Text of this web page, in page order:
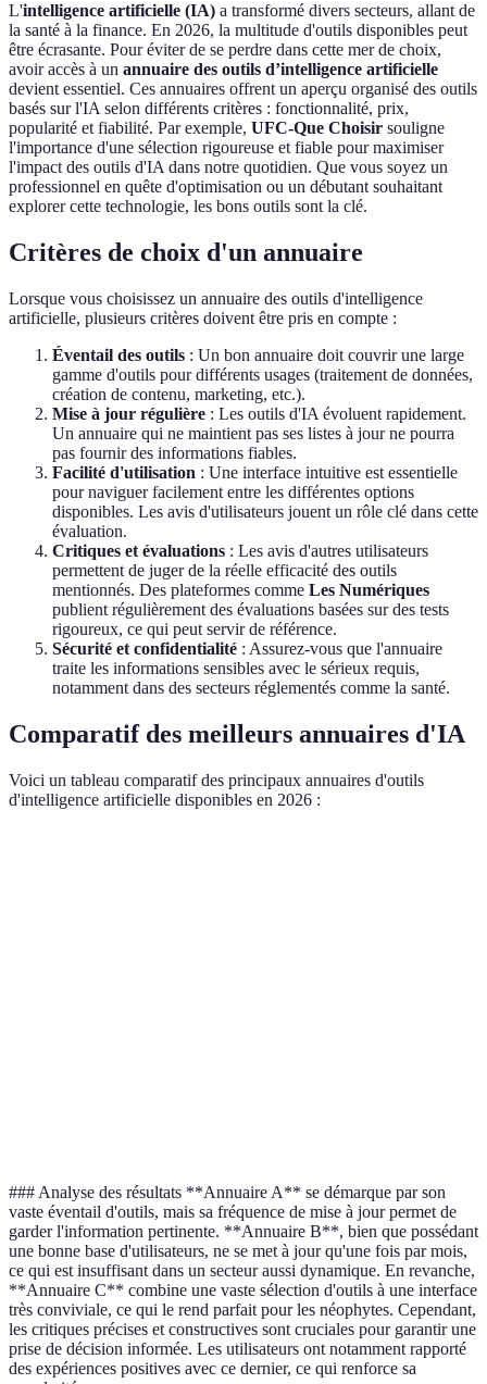
L'intelligence artificielle (IA) a transformé divers secteurs, allant de
la santé à la finance. En 2026, la multitude d'outils disponibles peut
être écrasante. Pour éviter de se perdre dans cette mer de choix,
avoir accès à un annuaire des outils d’intelligence artificielle
devient essentiel. Ces annuaires offrent un aperçu organisé des outils
basés sur l'IA selon différents critères : fonctionnalité, prix,
popularité et fiabilité. Par exemple, UFC-Que Choisir souligne
l'importance d'une sélection rigoureuse et fiable pour maximiser
l'impact des outils d'IA dans notre quotidien. Que vous soyez un
professionnel en quête d'optimisation ou un débutant souhaitant
explorer cette technologie, les bons outils sont la clé.
Critères de choix d'un annuaire
Lorsque vous choisissez un annuaire des outils d'intelligence
artificielle, plusieurs critères doivent être pris en compte :
Éventail des outils : Un bon annuaire doit couvrir une large
gamme d'outils pour différents usages (traitement de données,
création de contenu, marketing, etc.).
Mise à jour régulière : Les outils d'IA évoluent rapidement.
Un annuaire qui ne maintient pas ses listes à jour ne pourra
pas fournir des informations fiables.
Facilité d'utilisation : Une interface intuitive est essentielle
pour naviguer facilement entre les différentes options
disponibles. Les avis d'utilisateurs jouent un rôle clé dans cette
évaluation.
Critiques et évaluations : Les avis d'autres utilisateurs
permettent de juger de la réelle efficacité des outils
mentionnés. Des plateformes comme Les Numériques
publient régulièrement des évaluations basées sur des tests
rigoureux, ce qui peut servir de référence.
Sécurité et confidentialité : Assurez-vous que l'annuaire
traite les informations sensibles avec le sérieux requis,
notamment dans des secteurs réglementés comme la santé.
Comparatif des meilleurs annuaires d'IA
Voici un tableau comparatif des principaux annuaires d'outils
d'intelligence artificielle disponibles en 2026 :
### Analyse des résultats **Annuaire A** se démarque par son
vaste éventail d'outils, mais sa fréquence de mise à jour permet de
garder l'information pertinente. **Annuaire B**, bien que possédant
une bonne base d'utilisateurs, ne se met à jour qu'une fois par mois,
ce qui est insuffisant dans un secteur aussi dynamique. En revanche,
**Annuaire C** combine une vaste sélection d'outils à une interface
très conviviale, ce qui le rend parfait pour les néophytes. Cependant,
les critiques précises et constructives sont cruciales pour garantir une
prise de décision informée. Les utilisateurs ont notamment rapporté
des expériences positives avec ce dernier, ce qui renforce sa